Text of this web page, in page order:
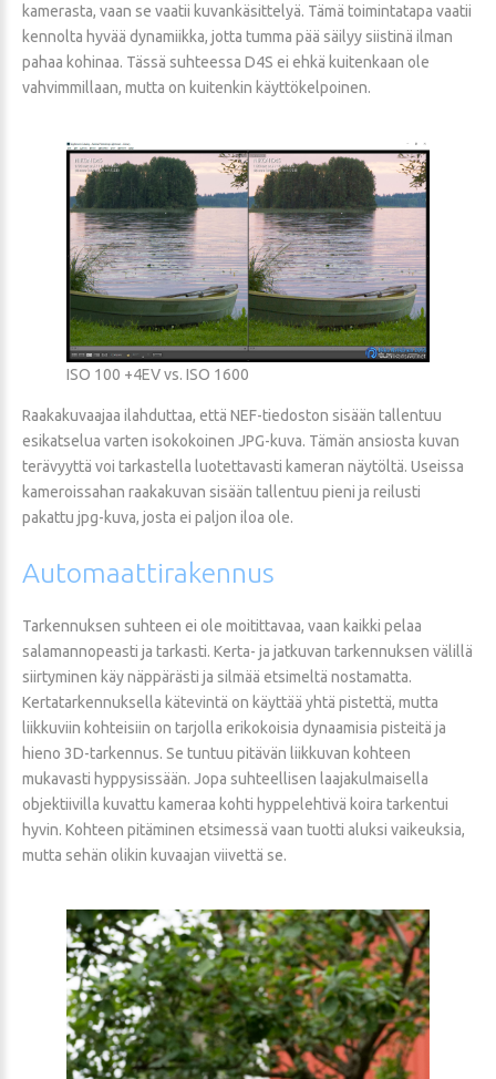
kamerasta, vaan se vaatii kuvankäsittelyä. Tämä toimintatapa vaatii
kennolta hyvää dynamiikka, jotta tumma pää säilyy siistinä ilman
pahaa kohinaa. Tässä suhteessa D4S ei ehkä kuitenkaan ole
vahvimmillaan, mutta on kuitenkin käyttökelpoinen.
ISO 100 +4EV vs. ISO 1600
Raakakuvaajaa ilahduttaa, että NEF-tiedoston sisään tallentuu
esikatselua varten isokokoinen JPG-kuva. Tämän ansiosta kuvan
terävyyttä voi tarkastella luotettavasti kameran näytöltä. Useissa
kameroissahan raakakuvan sisään tallentuu pieni ja reilusti
pakattu jpg-kuva, josta ei paljon iloa ole.
Automaattirakennus
Tarkennuksen suhteen ei ole moitittavaa, vaan kaikki pelaa
salamannopeasti ja tarkasti. Kerta- ja jatkuvan tarkennuksen välillä
siirtyminen käy näppärästi ja silmää etsimeltä nostamatta.
Kertatarkennuksella kätevintä on käyttää yhtä pistettä, mutta
liikkuviin kohteisiin on tarjolla erikokoisia dynaamisia pisteitä ja
hieno 3D-tarkennus. Se tuntuu pitävän liikkuvan kohteen
mukavasti hyppysissään. Jopa suhteellisen laajakulmaisella
objektiivilla kuvattu kameraa kohti hyppelehtivä koira tarkentui
hyvin. Kohteen pitäminen etsimessä vaan tuotti aluksi vaikeuksia,
mutta sehän olikin kuvaajan viivettä se.